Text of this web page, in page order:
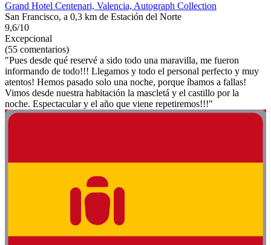
Grand Hotel Centenari, Valencia, Autograph Collection
San Francisco, a 0,3 km de Estación del Norte
9,6/10
Excepcional
(55 comentarios)
"Pues desde qué reservé a sido todo una maravilla, me fueron
informando de todo!!! Llegamos y todo el personal perfecto y muy
atentos! Hemos pasado solo una noche, porque íbamos a fallas!
Vimos desde nuestra habitación la mascletá y el castillo por la
noche. Espectacular y el año que viene repetiremos!!!"